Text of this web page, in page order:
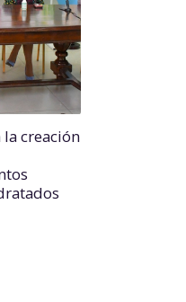
la creación